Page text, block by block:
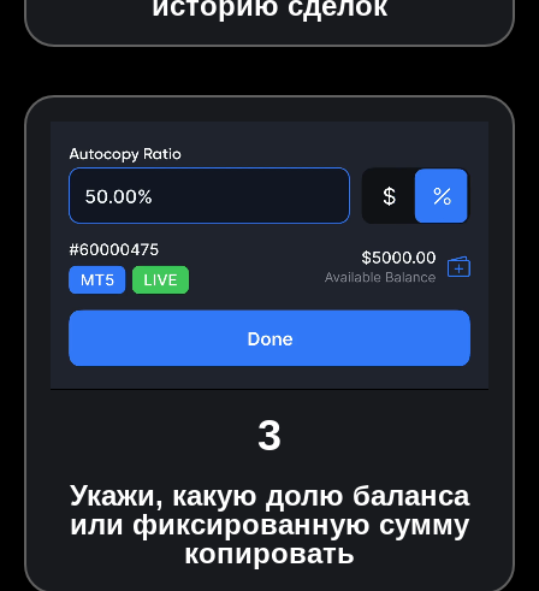
3
Укажи, какую долю баланса
или фиксированную сумму
копировать